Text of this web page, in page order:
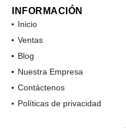
INFORMACIÓN
Inicio
Ventas
Blog
Nuestra Empresa
Contáctenos
Políticas de privacidad